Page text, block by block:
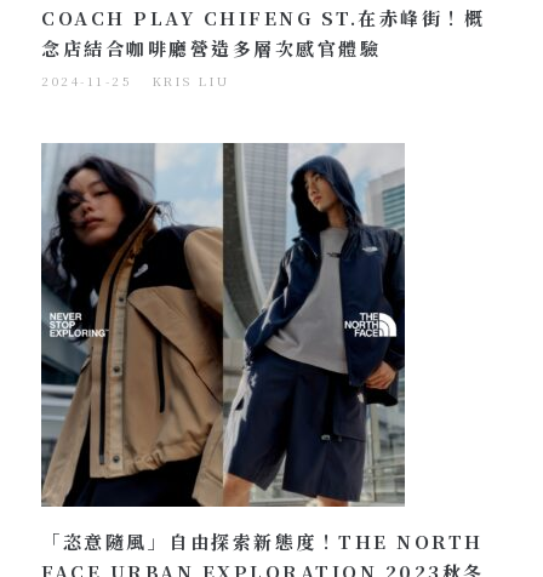
COACH PLAY CHIFENG ST.在赤峰街！概
念店結合咖啡廳營造多層次感官體驗
2024-11-25 KRIS LIU
「恣意隨風」自由探索新態度！THE NORTH
FACE URBAN EXPLORATION 2023秋冬